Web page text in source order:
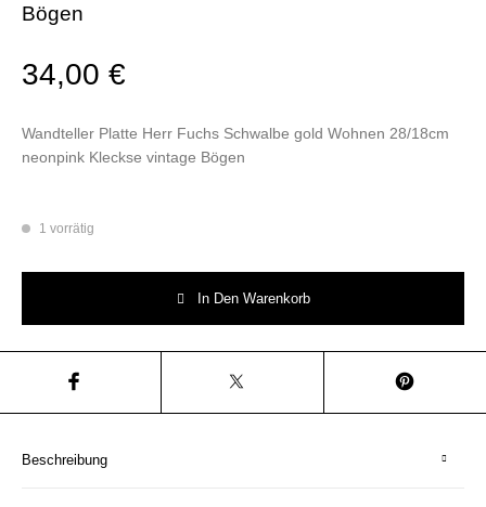
Bögen
34,00€
Wandteller Platte Herr Fuchs Schwalbe gold Wohnen 28/18cm
neonpink Kleckse vintage Bögen
1 vorrätig
In Den Warenkorb
Beschreibung